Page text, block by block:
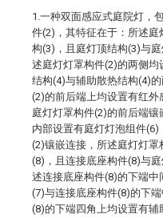
1.一种双面感应式庭院灯，
件(2)，其特征在于：所述
构(3)，且庭灯顶结构(3)与
述庭灯灯罩构件(2)的两侧
结构(4)与辅助散热结构(4)
(2)的前后端上均设置有红
庭灯灯罩构件(2)的前后端
内部设置有庭灯灯泡组件
(2)镶嵌连接，所述庭灯灯
(8)，且连接底座构件(8)与
述连接底座构件(8)的下端
(7)与连接底座构件(8)的下
(8)的下端四角上均设置有